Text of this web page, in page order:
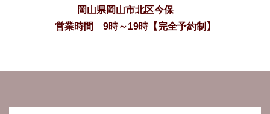
岡山県岡山市北区今保
営業時間 9時～19時【完全予約制】